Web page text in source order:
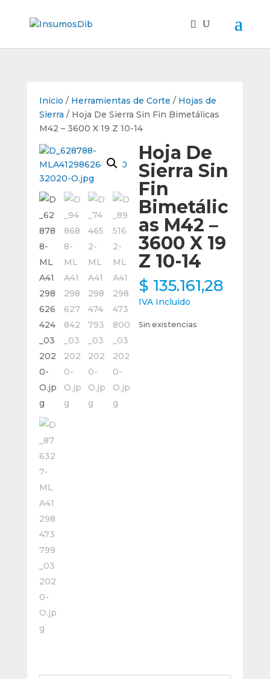
Inicio / Herramientas de Corte / Hojas de
Sierra / Hoja De Sierra Sin Fin Bimetálicas
M42 – 3600 X 19 Z 10-14
Hoja De
Sierra Sin
Fin
Bimetálic
as M42 –
3600 X 19
Z 10-14
$ 135.161,28
IVA Incluido
Sin existencias